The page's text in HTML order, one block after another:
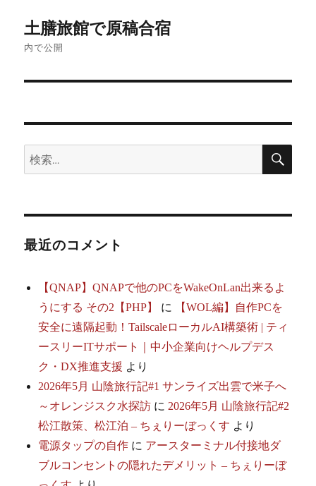
稿
ゲ
ー
ョ
ン
土膳旅館で原稿合宿
内で公開
検
索:
検
最近のコメント
【QNAP】QNAPで他のPCをWakeOnLan出来るよ
うにする その2【PHP】
に
【WOL編】自作PCを
安全に遠隔起動！TailscaleローカルAI構築術 | ティ
ースリーITサポート｜中小企業向けヘルプデス
ク・DX推進支援 より
2026年5月 山陰旅行記#1 サンライズ出雲で米子へ
～オレンジスク水探訪 に 2026年5月 山陰旅行記#2
松江散策、松江泊 – ちぇりーぼっくす より
電源タップの自作 に アースターミナル付接地ダ
ブルコンセントの隠れたデメリット – ちぇりーぼ